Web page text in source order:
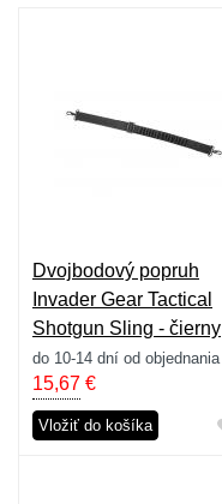
Dvojbodový popruh
Invader Gear Tactical
Shotgun Sling - čierny
do 10-14 dní od objednania
15,67 €
Vložiť do košíka